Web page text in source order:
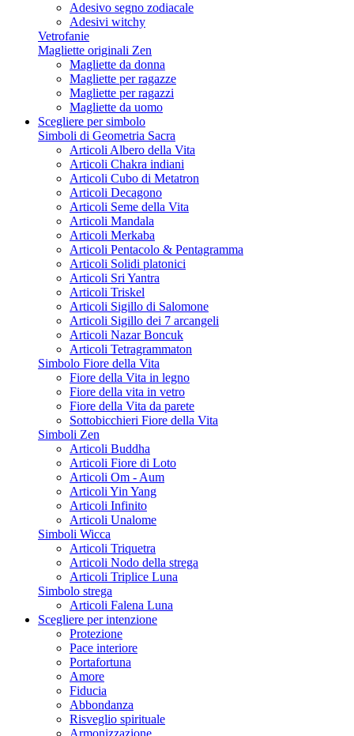
Adesivo segno zodiacale
Adesivi witchy
Vetrofanie
Magliette originali Zen
Magliette da donna
Magliette per ragazze
Magliette per ragazzi
Magliette da uomo
Scegliere per simbolo
Simboli di Geometria Sacra
Articoli Albero della Vita
Articoli Chakra indiani
Articoli Cubo di Metatron
Articoli Decagono
Articoli Seme della Vita
Articoli Mandala
Articoli Merkaba
Articoli Pentacolo & Pentagramma
Articoli Solidi platonici
Articoli Sri Yantra
Articoli Triskel
Articoli Sigillo di Salomone
Articoli Sigillo dei 7 arcangeli
Articoli Nazar Boncuk
Articoli Tetragrammaton
Simbolo Fiore della Vita
Fiore della Vita in legno
Fiore della vita in vetro
Fiore della Vita da parete
Sottobicchieri Fiore della Vita
Simboli Zen
Articoli Buddha
Articoli Fiore di Loto
Articoli Om - Aum
Articoli Yin Yang
Articoli Infinito
Articoli Unalome
Simboli Wicca
Articoli Triquetra
Articoli Nodo della strega
Articoli Triplice Luna
Simbolo strega
Articoli Falena Luna
Scegliere per intenzione
Protezione
Pace interiore
Portafortuna
Amore
Fiducia
Abbondanza
Risveglio spirituale
Armonizzazione